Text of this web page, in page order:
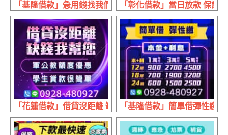
「基隆借款」急用錢找我們 日付30天繳清 | 3萬實拿27000
「彰化借款」當日放款 保證
「花蓮借款」借貸沒距離 缺錢我幫您 | 軍公教額度優惠 學
「基隆借款」簡單借彈性繳